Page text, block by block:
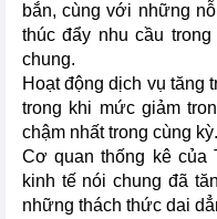
bắn, cùng với những
thúc đẩy nhu cầu
chung.
Hoạt động dịch vụ tăng
trong khi mức giảm
chậm nhất trong cùng kỳ.
Cơ quan thống kê của
kinh tế nói chung đã
những thách thức dai